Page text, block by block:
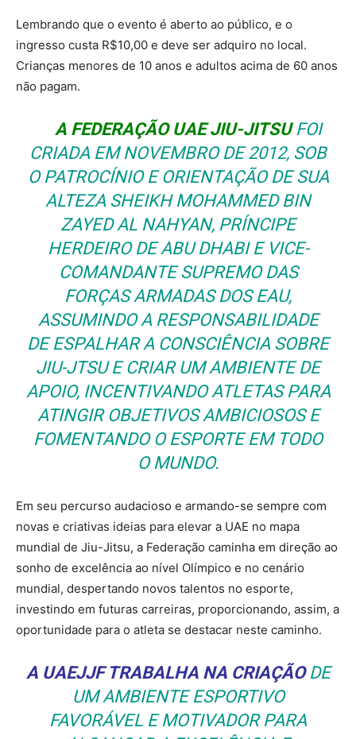
Lembrando que o evento é aberto ao público, e o
ingresso custa R$10,00 e deve ser adquiro no local.
Crianças menores de 10 anos e adultos acima de 60 anos
não pagam.
A FEDERAÇÃO UAE JIU-JITSUFOI
CRIADA EM NOVEMBRO DE 2012, SOB
O PATROCÍNIO E ORIENTAÇÃO DE SUA
ALTEZA SHEIKH MOHAMMED BIN
ZAYED AL NAHYAN, PRÍNCIPE
HERDEIRO DE ABU DHABI E VICE-
COMANDANTE SUPREMO DAS
FORÇAS ARMADAS DOS EAU,
ASSUMINDO A RESPONSABILIDADE
DE ESPALHAR A CONSCIÊNCIA SOBRE
JIU-JTSU E CRIAR UM AMBIENTE DE
APOIO, INCENTIVANDO ATLETAS PARA
ATINGIR OBJETIVOS AMBICIOSOS E
FOMENTANDO O ESPORTE EM TODO
O MUNDO.
Em seu percurso audacioso e armando-se sempre com
novas e criativas ideias para elevar a UAE no mapa
mundial de Jiu-Jitsu, a Federação caminha em direção ao
sonho de excelência ao nível Olímpico e no cenário
mundial, despertando novos talentos no esporte,
investindo em futuras carreiras, proporcionando, assim, a
oportunidade para o atleta se destacar neste caminho.
A UAEJJF TRABALHA NA CRIAÇÃODE
UM AMBIENTE ESPORTIVO
FAVORÁVEL E MOTIVADOR PARA